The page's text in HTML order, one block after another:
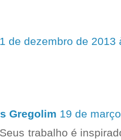
de dezembro de 2013
Gregolim 19 de
trabalho é